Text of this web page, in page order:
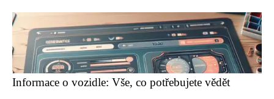
Informace o vozidle: Vše, co potřebujete vědět